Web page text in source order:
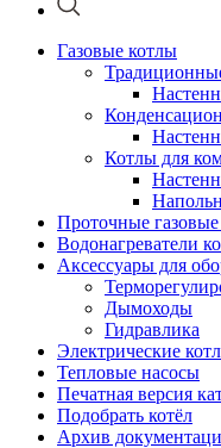
Газовые котлы
Котлы для
Проточные
Водонагреватели
Аксессуары для
Дымоходы
Гидравлика
Электрические
Тепловые насосы
Печатная версия
Подобрать котёл
Архив